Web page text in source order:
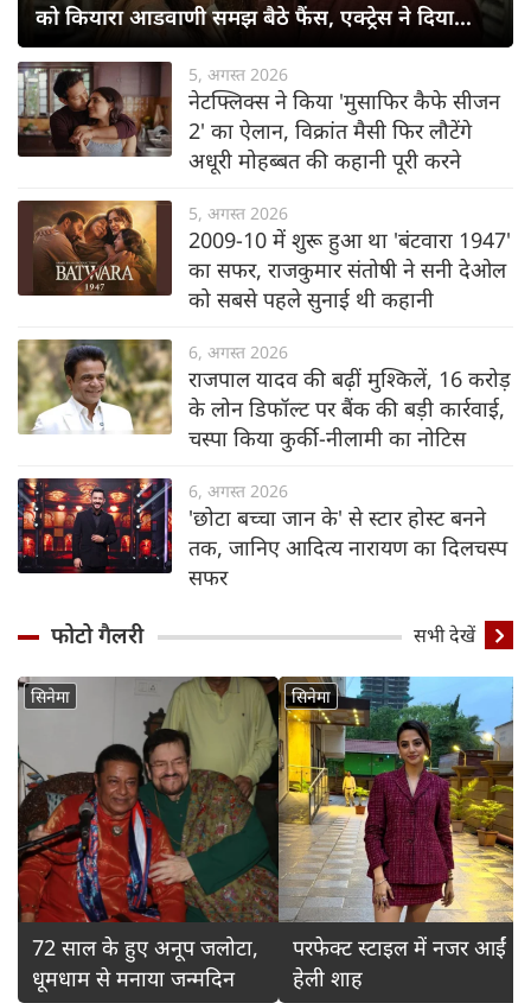
को कियारा आडवाणी समझ बैठे फैंस, एक्ट्रेस ने दिया
रिएक्शन
5, अगस्त 2026
नेटफ्लिक्स ने किया 'मुसाफिर कैफे सीजन
2' का ऐलान, विक्रांत मैसी फिर लौटेंगे
अधूरी मोहब्बत की कहानी पूरी करने
5, अगस्त 2026
2009-10 में शुरू हुआ था 'बंटवारा 1947'
का सफर, राजकुमार संतोषी ने सनी देओल
को सबसे पहले सुनाई थी कहानी
6, अगस्त 2026
राजपाल यादव की बढ़ीं मुश्किलें, 16 करोड़
के लोन डिफॉल्ट पर बैंक की बड़ी कार्रवाई,
चस्पा किया कुर्की-नीलामी का नोटिस
6, अगस्त 2026
'छोटा बच्चा जान के' से स्टार होस्ट बनने
तक, जानिए आदित्य नारायण का दिलचस्प
सफर
फोटो गैलरी सभी देखेंDetail
सिनेमा
72 साल के हुए अनूप जलोटा,
धूमधाम से मनाया जन्मदिन
सिनेमा
परफेक्ट स्टाइल में नजर आईं
हेली शाह